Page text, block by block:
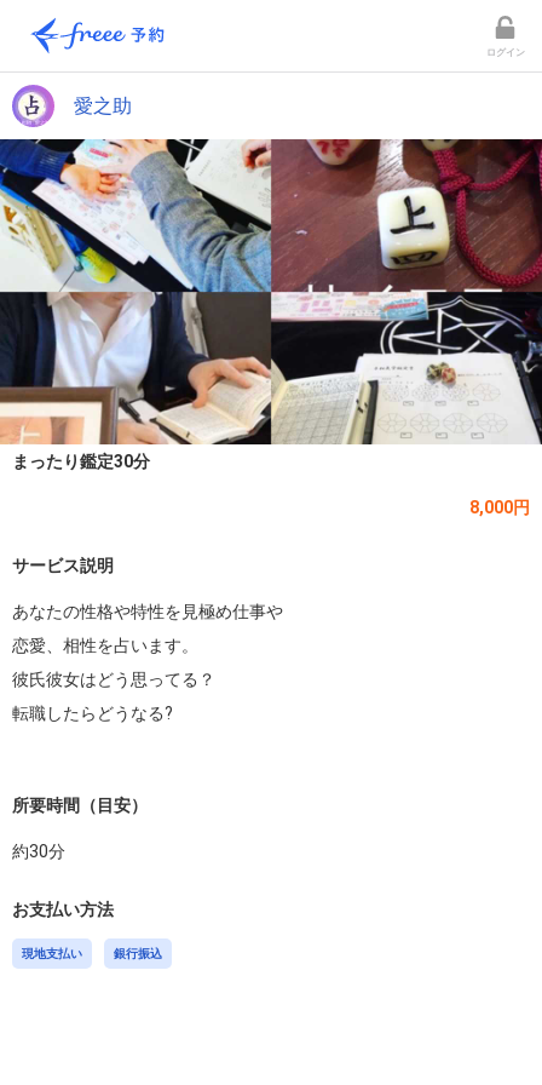
ログイン
愛之助
まったり鑑定30分
8,000円
サービス説明
あなたの性格や特性を見極め仕事や
恋愛、相性を占います。
彼氏彼女はどう思ってる？
転職したらどうなる?
所要時間（目安）
約30分
お支払い方法
現地支払い 銀行振込